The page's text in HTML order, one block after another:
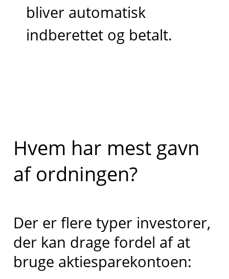
bliver automatisk
indberettet og betalt.
Hvem har mest gavn
af ordningen?
Der er flere typer investorer,
der kan drage fordel af at
bruge aktiesparekontoen: